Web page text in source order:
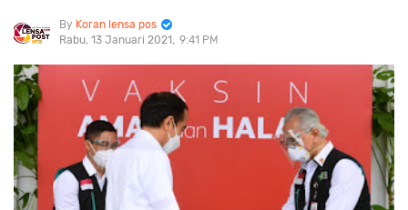
Koran lensa pos
Rabu, 13 Januari 2021
9:41 PM